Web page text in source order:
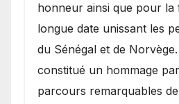
honneur ainsi que pour la
longue date unissant les
du Sénégal et de
constitué un hommage
parcours remarquables